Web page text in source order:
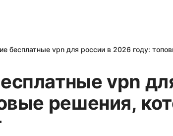
бесплатные vpn для россии в 2026 году:
vpn
решения,